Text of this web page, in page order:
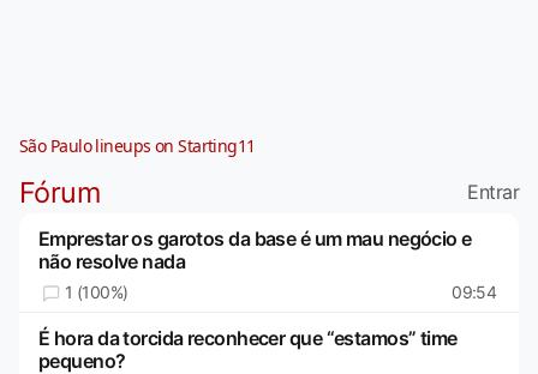
São Paulo lineups on Starting11
Fórum
Entrar
Emprestar os garotos da base é um mau negócio e
não resolve nada
1 (100%) 09:54
É hora da torcida reconhecer que “estamos” time
pequeno?